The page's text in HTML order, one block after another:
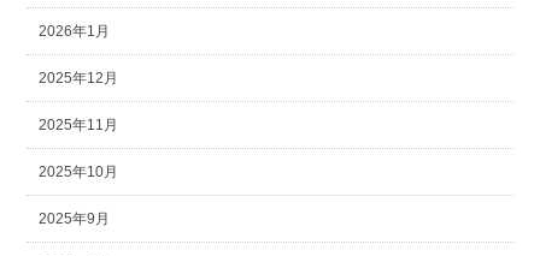
2026年1月
2025年12月
2025年11月
2025年10月
2025年9月